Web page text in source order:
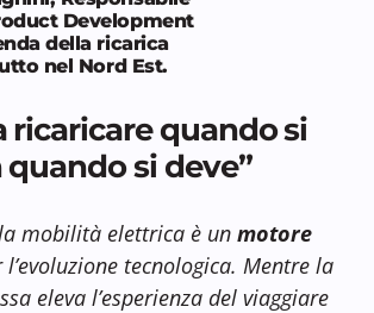
Development
della ricarica
nel Nord Est.
ricaricare quando si
si deve”
mobilità elettrica è un motore
l’evoluzione tecnologica. Mentre la
eleva l’esperienza del viaggiare